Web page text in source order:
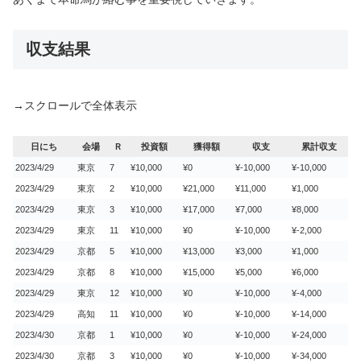
収支結果
→スクロールで全体表示
日にち 会場 Ｒ 投資額 獲得額 収支 累計収支
2023/4/29 東京 7 ¥10,000 ¥0 ¥-10,000 ¥-10,000
2023/4/29 東京 2 ¥10,000 ¥21,000 ¥11,000 ¥1,000
2023/4/29 東京 3 ¥10,000 ¥17,000 ¥7,000 ¥8,000
2023/4/29 東京 11 ¥10,000 ¥0 ¥-10,000 ¥-2,000
2023/4/29 京都 5 ¥10,000 ¥13,000 ¥3,000 ¥1,000
2023/4/29 京都 8 ¥10,000 ¥15,000 ¥5,000 ¥6,000
2023/4/29 東京 12 ¥10,000 ¥0 ¥-10,000 ¥-4,000
2023/4/29 高知 11 ¥10,000 ¥0 ¥-10,000 ¥-14,000
2023/4/30 京都 1 ¥10,000 ¥0 ¥-10,000 ¥-24,000
2023/4/30 京都 3 ¥10,000 ¥0 ¥-10,000 ¥-34,000